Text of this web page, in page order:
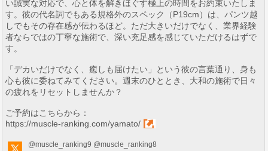
い誠実な対応で、心と体を解きほぐす極上の時間をお約束いたしま
す。彼の代名詞でもある規格外のスペック（P19cm）は、パンツ越
しでもその存在感が伝わるほど。ただ大きいだけでなく、業界経験
者ならではの丁寧な施術で、深い充足感を感じていただけるはずで
す。
「デカいだけでなく、癒しも届けたい」という彼の言葉通り、身も
心も彼に委ねてみてください。週末のひととき、大和の施術で日々
の疲れをリセットしませんか？
ご予約はこちらから：
https://muscle-ranking.com/yamato/
@muscle_ranking9 @muscle_ranking8